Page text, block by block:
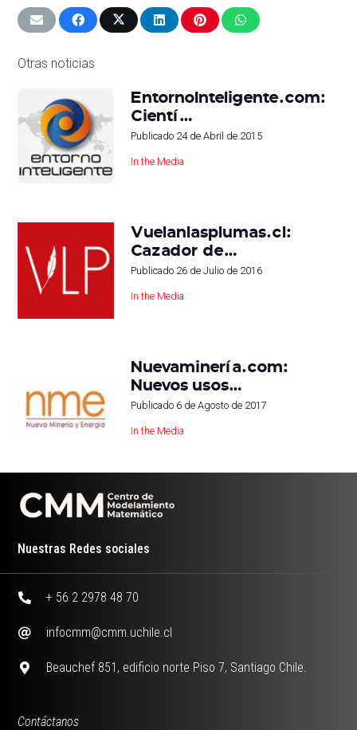
Otras noticias
EntornoInteligente.com:
Cientí…
Publicado 24 de Abril de 2015
In the Media
Vuelanlasplumas.cl:
Cazador de…
Publicado 26 de Julio de 2016
In the Media
Nuevaminería.com:
Nuevos usos…
Publicado 6 de Agosto de 2017
In the Media
Nuestras Redes sociales
+ 56 2 2978 48 70
infocmm@cmm.uchile.cl
Beauchef 851, edificio norte Piso 7, Santiago Chile.
Contáctanos